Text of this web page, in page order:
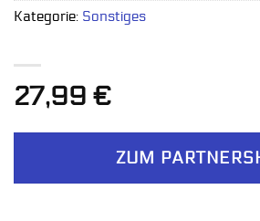
27,99 €
ZUM
Kategorie: Sonstiges